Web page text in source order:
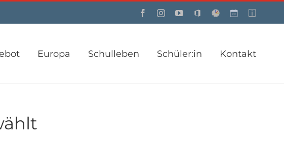
FacebookInstagramYouTube
OfficeWebuntisCustomCustom
Europa Schulleben Schüler:in Kontakt